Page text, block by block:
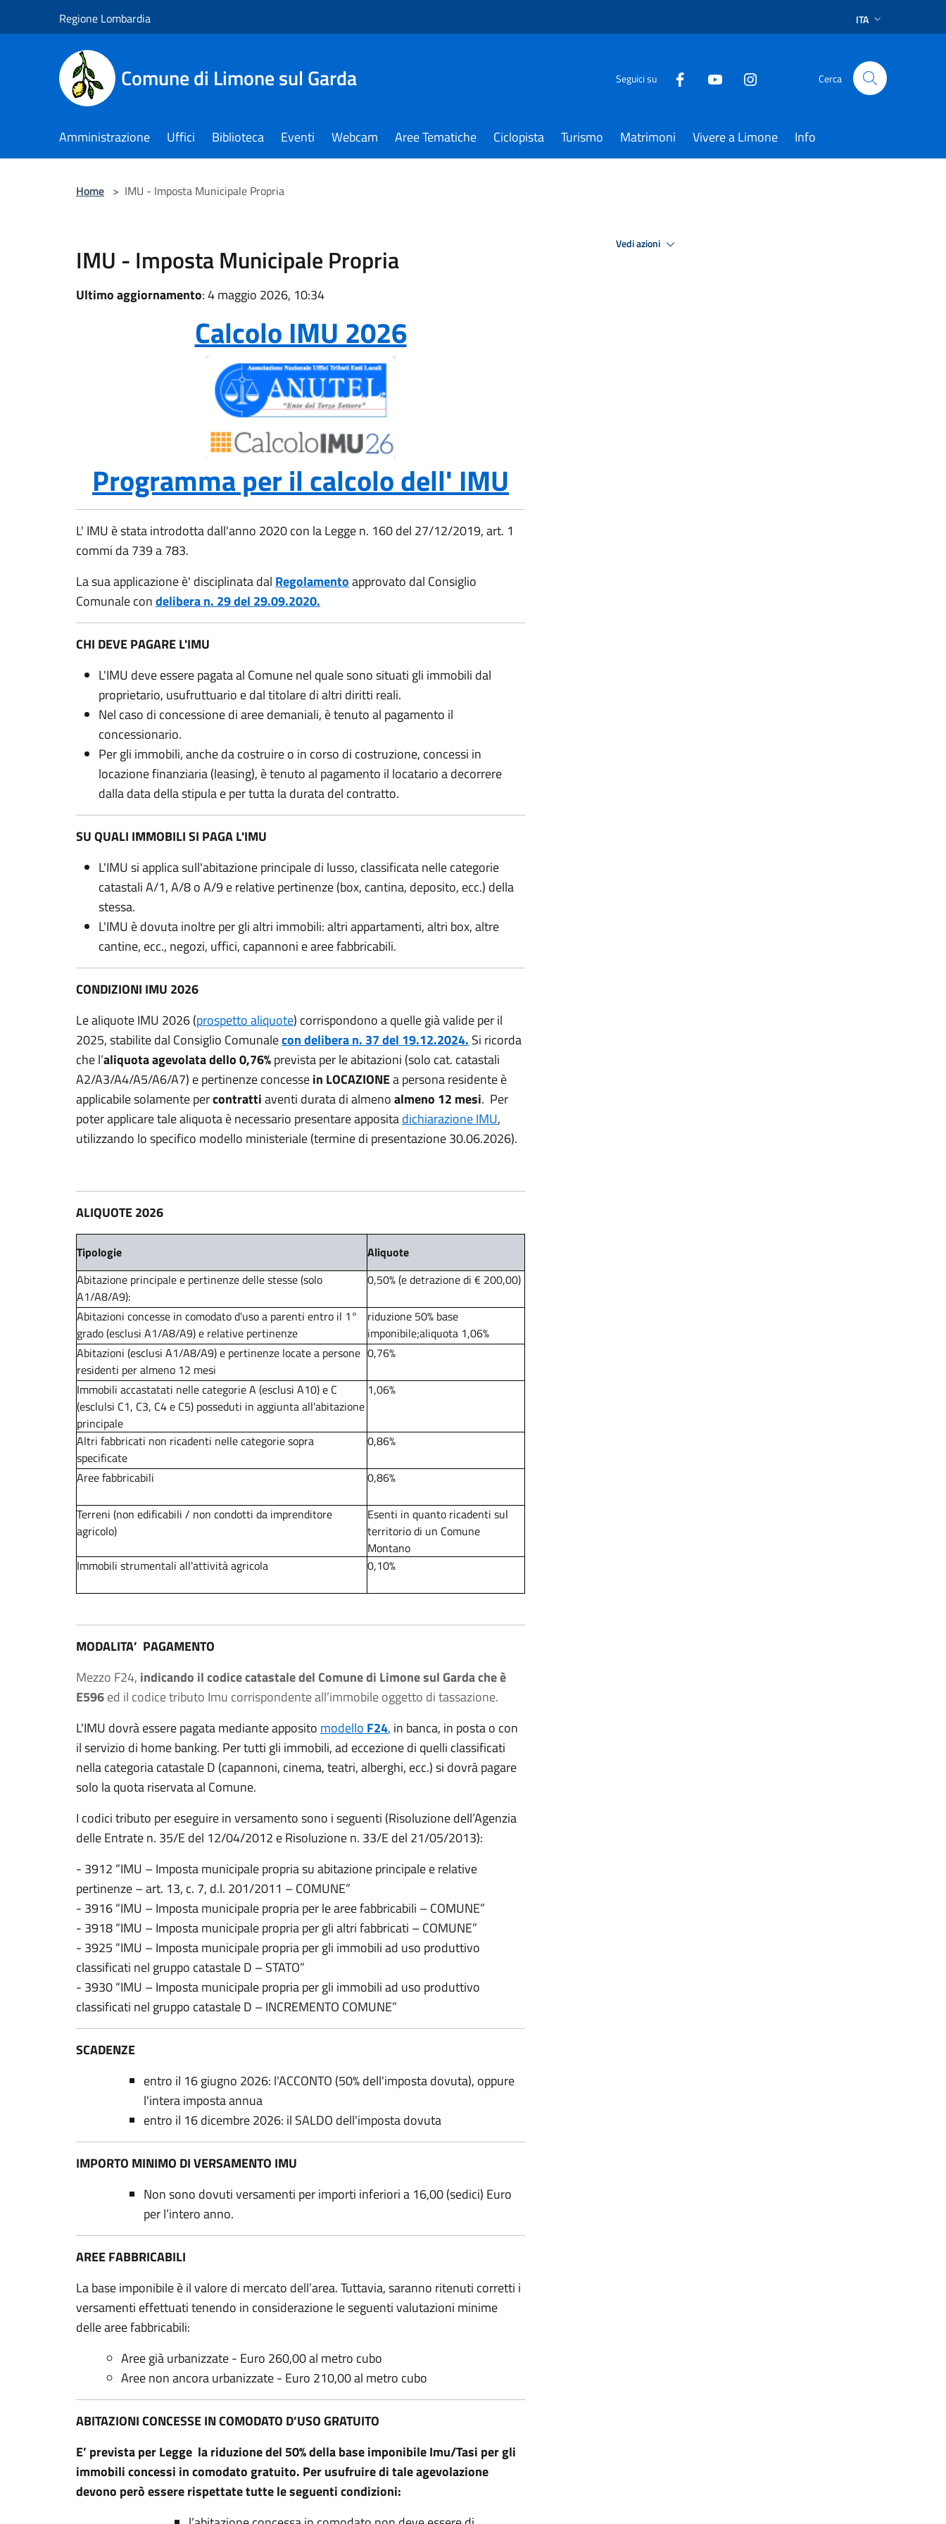
Regione Lombardia ITA
Comune di Limone sul Garda Seguici su Cerca
Amministrazione Uffici Biblioteca Eventi Webcam Aree Tematiche Ciclopista Turismo Matrimoni Vivere a Limone Info
Home > IMU - Imposta Municipale Propria
IMU - Imposta Municipale Propria
Ultimo aggiornamento: 4 maggio 2026, 10:34
Calcolo IMU 2026
Programma per il calcolo dell' IMU
L' IMU è stata introdotta dall'anno 2020 con la Legge n. 160 del 27/12/2019, art. 1
commi da 739 a 783.
La sua applicazione è' disciplinata dal Regolamentoapprovato dal Consiglio
Comunale condelibera n. 29 del 29.09.2020.
CHI DEVE PAGARE L'IMU
L'IMU deve essere pagata al Comune nel quale sono situati gli immobili dal
proprietario, usufruttuario e dal titolare di altri diritti reali.
Nel caso di concessione di aree demaniali, è tenuto al pagamento il
concessionario.
Per gli immobili, anche da costruire o in corso di costruzione, concessi in
locazione finanziaria (leasing), è tenuto al pagamento il locatario a decorrere
dalla data della stipula e per tutta la durata del contratto.
SU QUALI IMMOBILI SI PAGA L'IMU
L'IMU si applica sull'abitazione principale di lusso, classificata nelle categorie
catastali A/1, A/8 o A/9 e relative pertinenze (box, cantina, deposito, ecc.) della
stessa.
L'IMU è dovuta inoltre per gli altri immobili: altri appartamenti, altri box, altre
cantine, ecc., negozi, uffici, capannoni e aree fabbricabili.
CONDIZIONI IMU 2026
Le aliquote IMU 2026 (prospetto aliquote) corrispondono a quelle già valide per il
2025, stabilite dal Consiglio Comunalecon delibera n. 37 del 19.12.2024. Si ricorda
che l’aliquota agevolata dello 0,76%prevista per le abitazioni (solo cat. catastali
A2/A3/A4/A5/A6/A7) e pertinenze concessein LOCAZIONEa persona residente è
applicabile solamente percontrattiaventi durata di almenoalmeno 12 mesi. Per
poter applicare tale aliquota è necessario presentare appositadichiarazione IMU,
utilizzando lo specifico modello ministeriale (termine di presentazione 30.06.2026).
ALIQUOTE 2026
Tipologie
Aliquote
Abitazione principale e pertinenze delle stesse (solo
A1/A8/A9):
0,50% (e detrazione di € 200,00)
Abitazioni concesse in comodato d'uso a parenti entro il 1°
grado (esclusi A1/A8/A9) e relative pertinenze
riduzione 50% base
imponibile;aliquota 1,06%
Abitazioni (esclusi A1/A8/A9) e pertinenze locate a persone
residenti per almeno 12 mesi
0,76%
Immobili accastatati nelle categorie A (esclusi A10) e C
(esclulsi C1, C3, C4 e C5) posseduti in aggiunta all'abitazione
principale
1,06%
Altri fabbricati non ricadenti nelle categorie sopra
specificate
0,86%
Aree fabbricabili 0,86%
Terreni (non edificabili / non condotti da imprenditore
agricolo)
Esenti in quanto ricadenti sul
territorio di un Comune
Montano
Immobili strumentali all'attività agricola
0,10%
MODALITA’ PAGAMENTO
Mezzo F24, indicando il codice catastale del Comune di Limone sul Garda che è
E596ed il codice tributo Imu corrispondente all’immobile oggetto di tassazione.
L'IMU dovrà essere pagata mediante apposito modello F24, in banca, in posta o con
il servizio di home banking. Per tutti gli immobili, ad eccezione di quelli classificati
nella categoria catastale D (capannoni, cinema, teatri, alberghi, ecc.) si dovrà pagare
solo la quota riservata al Comune.
I codici tributo per eseguire in versamento sono i seguenti (Risoluzione dell’Agenzia
delle Entrate n. 35/E del 12/04/2012 e Risoluzione n. 33/E del 21/05/2013):
- 3912 “IMU – Imposta municipale propria su abitazione principale e relative
pertinenze – art. 13, c. 7, d.l. 201/2011 – COMUNE”
- 3916 “IMU – Imposta municipale propria per le aree fabbricabili – COMUNE”
- 3918 “IMU – Imposta municipale propria per gli altri fabbricati – COMUNE”
- 3925 “IMU – Imposta municipale propria per gli immobili ad uso produttivo
classificati nel gruppo catastale D – STATO”
- 3930 “IMU – Imposta municipale propria per gli immobili ad uso produttivo
classificati nel gruppo catastale D – INCREMENTO COMUNE”
SCADENZE
entro il 16 giugno 2026: l'ACCONTO (50% dell'imposta dovuta), oppure
l'intera imposta annua
entro il 16 dicembre 2026: il SALDO dell'imposta dovuta
IMPORTO MINIMO DI VERSAMENTO IMU
Non sono dovuti versamenti per importi inferiori a 16,00 (sedici) Euro
per l’intero anno.
AREE FABBRICABILI
La base imponibile è il valore di mercato dell’area. Tuttavia, saranno ritenuti corretti i
versamenti effettuati tenendo in considerazione le seguenti valutazioni minime
delle aree fabbricabili:
Aree già urbanizzate - Euro 260,00 al metro cubo
Aree non ancora urbanizzate - Euro 210,00 al metro cubo
ABITAZIONI CONCESSE IN COMODATO D’USO GRATUITO
E’ prevista per Legge la riduzione del 50% della base imponibile Imu/Tasi per gli
immobili concessi in comodato gratuito. Per usufruire di tale agevolazione
devono però essere rispettate tutte le seguenti condizioni:
Vedi azioni